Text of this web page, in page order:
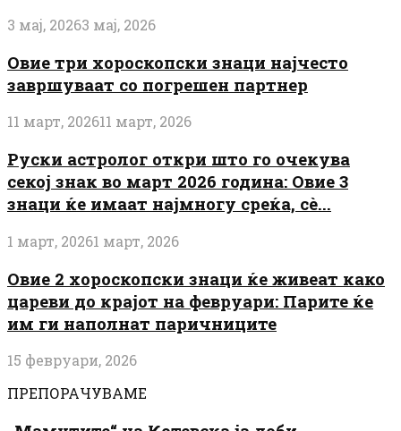
3 мај, 20263 мај, 2026
Овие три хороскопски знаци најчесто
завршуваат со погрешен партнер
11 март, 202611 март, 2026
Руски астролог откри што го очекува
секој знак во март 2026 година: Овие 3
знаци ќе имаат најмногу среќа, сè...
1 март, 20261 март, 2026
Овие 2 хороскопски знаци ќе живеат како
цареви до крајот на февруари: Парите ќе
им ги наполнат паричниците
15 февруари, 2026
ПРЕПОРАЧУВАМЕ